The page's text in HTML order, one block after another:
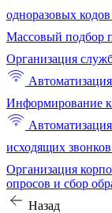
одноразовых кодов
Массовый подбор
Организация
Информирование
исходящих звонков
Организация
опросов и сбор
Назад